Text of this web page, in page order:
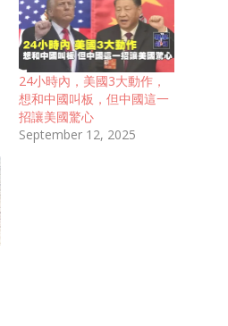
24小時內，美國3大動作，
想和中國叫板，但中國這一
招讓美國驚心
September 12, 2025